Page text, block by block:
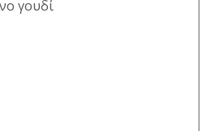
γουδί